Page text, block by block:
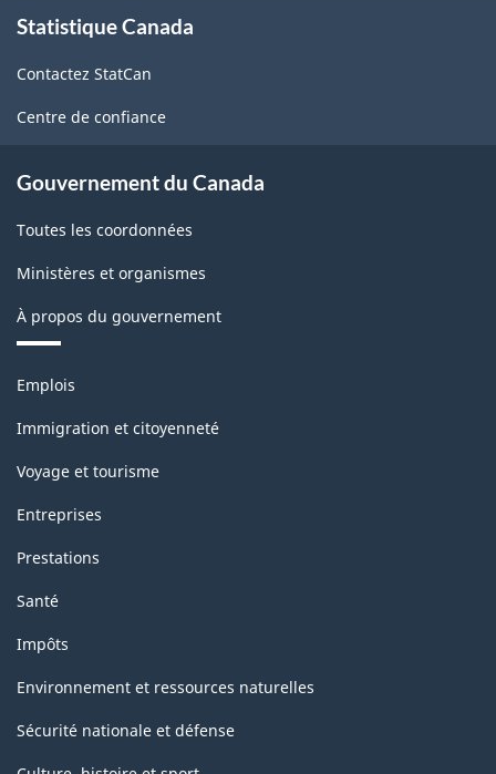
propos
ce
site
Statistique Canada
Contactez StatCan
Centre de confiance
Gouvernement du Canada
Toutes les coordonnées
Ministères et organismes
À propos du gouvernement
Thèmes
sujets
Emplois
Immigration et citoyenneté
Voyage et tourisme
Entreprises
Prestations
Santé
Impôts
Environnement et ressources naturelles
Sécurité nationale et défense